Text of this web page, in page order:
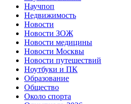
Научпоп
Недвижимость
Новости
Новости ЗОЖ
Новости медицины
Новости Москвы
Новости путешествий
Ноутбуки и ПК
Образование
Общество
Около спорта